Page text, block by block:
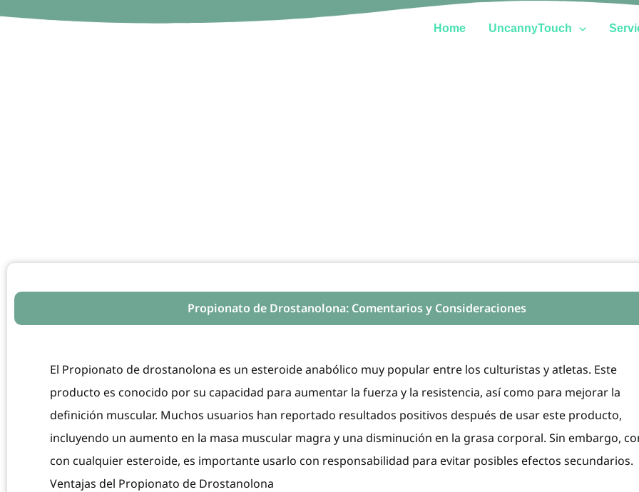
Home UncannyTouch
Propionato de Drostanolona: Comentarios y Consideraciones
El Propionato de drostanolona es un esteroide anabólico muy popular entre los culturistas y atletas. Este
producto es conocido por su capacidad para aumentar la fuerza y la resistencia, así como para mejorar la
definición muscular. Muchos usuarios han reportado resultados positivos después de usar este producto,
incluyendo un aumento en la masa muscular magra y una disminución en la grasa corporal. Sin embargo,
con cualquier esteroide, es importante usarlo con responsabilidad para evitar posibles efectos secundarios.
Ventajas del Propionato de Drostanolona